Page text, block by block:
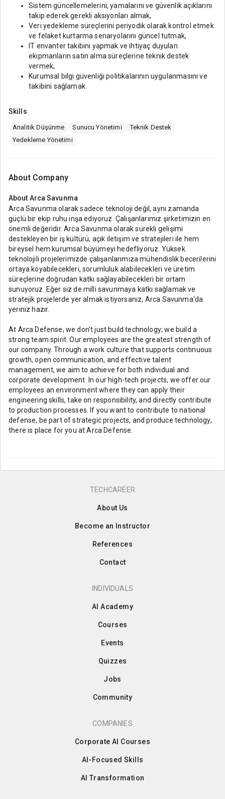
Sistem güncellemelerini, yamalarını ve güvenlik açıklarını
takip ederek gerekli aksiyonları almak,
Veri yedekleme süreçlerini periyodik olarak kontrol etmek
ve felaket kurtarma senaryolarını güncel tutmak,
IT envanter takibini yapmak ve ihtiyaç duyulan
ekipmanların satın alma süreçlerine teknik destek
vermek,
Kurumsal bilgi güvenliği politikalarının uygulanmasını ve
takibini sağlamak.
Skills
Analitik Düşünme Sunucu Yönetimi
Teknik Destek
Yedekleme Yönetimi
About Company
About Arca Savunma
Arca Savunma olarak sadece teknoloji değil, aynı zamanda
güçlü bir ekip ruhu inşa ediyoruz. Çalışanlarımız şirketimizin en
önemli değeridir. Arca Savunma olarak sürekli gelişimi
destekleyen bir iş kültürü, açık iletişim ve stratejileri ile hem
bireysel hem kurumsal büyümeyi hedefliyoruz. Yüksek
teknolojili projelerimizde çalışanlarımıza mühendislik becerilerini
ortaya koyabilecekleri, sorumluluk alabilecekleri ve üretim
süreçlerine doğrudan katkı sağlayabilecekleri bir ortam
sunuyoruz. Eğer siz de milli savunmaya katkı sağlamak ve
stratejik projelerde yer almak istiyorsanız, Arca Savunma'da
yeriniz hazır.
At Arca Defense, we don't just build technology; we build a
strong team spirit. Our employees are the greatest strength of
our company. Through a work culture that supports continuous
growth, open communication, and effective talent
management, we aim to achieve for both individual and
corporate development. In our high-tech projects, we offer our
employees an environment where they can apply their
engineering skills, take on responsibility, and directly contribute
to production processes. If you want to contribute to national
defense, be part of strategic projects, and produce technology,
there is place for you at Arca Defense.
TECHCAREER
About Us
Become an Instructor
References
Contact
INDIVIDUALS
AI Academy
Courses
Events
Quizzes
Jobs
Community
COMPANIES
Corporate AI Courses
AI-Focused Skills
AI Transformation